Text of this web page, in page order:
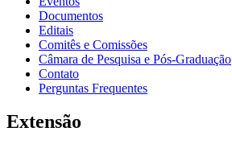
Documentos
Editais
Comitês e Comissões
Câmara de Pesquisa e Pós-Graduação
Contato
Perguntas Frequentes
Extensão